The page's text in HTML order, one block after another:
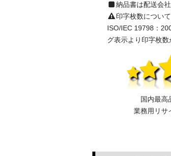
納品書は配送会
印字枚数につい
ISO/IEC 19798：
グ表示より印字枚
国内最高
業務用リサ